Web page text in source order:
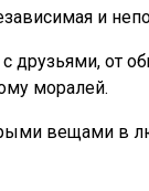
и
от
моралей.
вещами